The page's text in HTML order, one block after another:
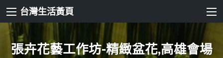
台灣生活黃頁
張卉花藝工作坊-精緻盆花,高雄會場